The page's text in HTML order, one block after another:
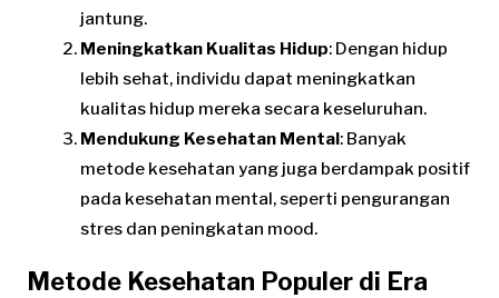
jantung.
Meningkatkan Kualitas Hidup: Dengan hidup
lebih sehat, individu dapat meningkatkan
kualitas hidup mereka secara keseluruhan.
Mendukung Kesehatan Mental: Banyak
metode kesehatan yang juga berdampak positif
pada kesehatan mental, seperti pengurangan
stres dan peningkatan mood.
Metode Kesehatan Populer di Era